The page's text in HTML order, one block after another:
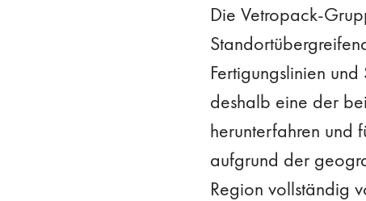
Die Vetropack-
Fertigungslinien
deshalb eine der
herunterfahren und
aufgrund der
Region vollständig